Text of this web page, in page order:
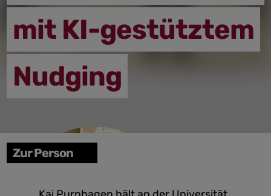
mit KI-gestütztem
Nudging
Zur Person